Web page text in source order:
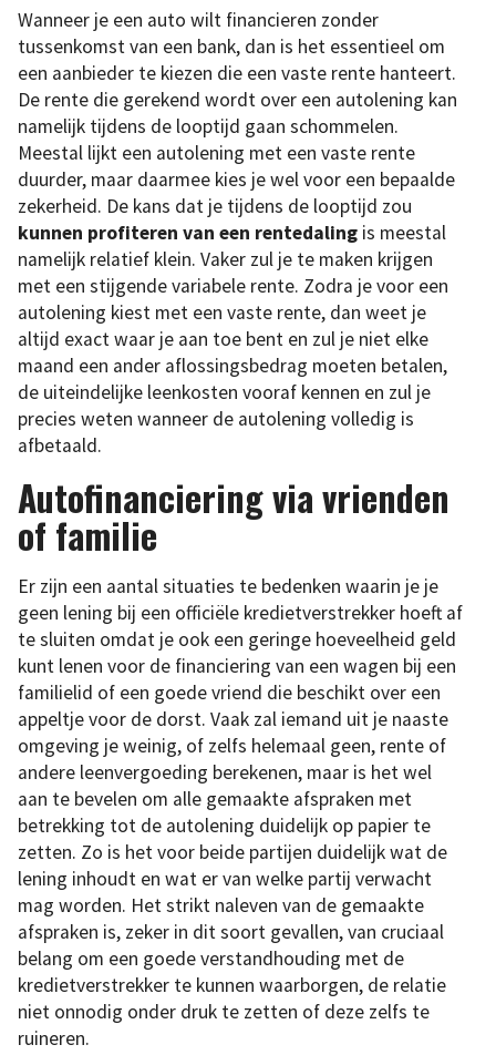
Wanneer je een auto wilt financieren zonder
tussenkomst van een bank, dan is het essentieel om
een aanbieder te kiezen die een vaste rente hanteert.
De rente die gerekend wordt over een autolening kan
namelijk tijdens de looptijd gaan schommelen.
Meestal lijkt een autolening met een vaste rente
duurder, maar daarmee kies je wel voor een bepaalde
zekerheid. De kans dat je tijdens de looptijd zou
kunnen profiteren van een rentedaling is meestal
namelijk relatief klein. Vaker zul je te maken krijgen
met een stijgende variabele rente. Zodra je voor een
autolening kiest met een vaste rente, dan weet je
altijd exact waar je aan toe bent en zul je niet elke
maand een ander aflossingsbedrag moeten betalen,
de uiteindelijke leenkosten vooraf kennen en zul je
precies weten wanneer de autolening volledig is
afbetaald.
Autofinanciering via vrienden
of familie
Er zijn een aantal situaties te bedenken waarin je je
geen lening bij een officiële kredietverstrekker hoeft af
te sluiten omdat je ook een geringe hoeveelheid geld
kunt lenen voor de financiering van een wagen bij een
familielid of een goede vriend die beschikt over een
appeltje voor de dorst. Vaak zal iemand uit je naaste
omgeving je weinig, of zelfs helemaal geen, rente of
andere leenvergoeding berekenen, maar is het wel
aan te bevelen om alle gemaakte afspraken met
betrekking tot de autolening duidelijk op papier te
zetten. Zo is het voor beide partijen duidelijk wat de
lening inhoudt en wat er van welke partij verwacht
mag worden. Het strikt naleven van de gemaakte
afspraken is, zeker in dit soort gevallen, van cruciaal
belang om een goede verstandhouding met de
kredietverstrekker te kunnen waarborgen, de relatie
niet onnodig onder druk te zetten of deze zelfs te
ruineren.